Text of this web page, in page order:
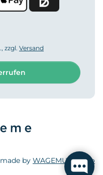
zzgl. Versand
made by WAGEMUT.studio